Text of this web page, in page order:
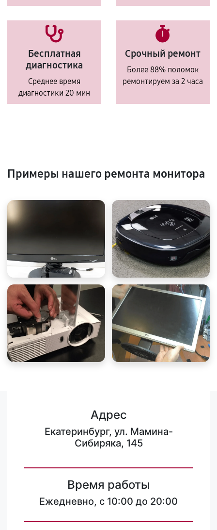
Бесплатная
диагностика
Среднее время
диагностики 20 мин
Срочный ремонт
Более 88% поломок
ремонтируем за 2 часа
Примеры нашего ремонта монитора
Адрес
Екатеринбург, ул. Мамина-
Сибиряка, 145
Время работы
Ежедневно, с 10:00 до 20:00